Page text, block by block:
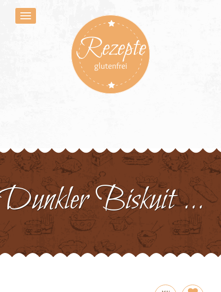
Rezepte
glutenfrei
Dunkler Biskuit Für Kuchen